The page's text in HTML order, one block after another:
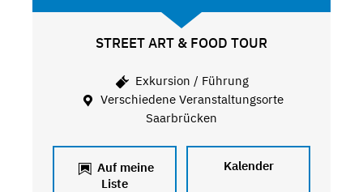
STREET ART & FOOD TOUR
Exkursion / Führung
Verschiedene Veranstaltungsorte
Saarbrücken
Auf meine
Liste
Kalender